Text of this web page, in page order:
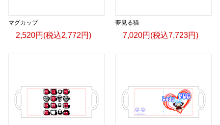
挿画&グッズカタログ <デザイン画集:BEST版>
＜著者/絵本:挿画作成＞ 凛々風 猛 -リリカゼタケル
＿＿＿＿＿＿＿＿＿＿＿＿＿＿＿＿＿＿＿＿＿＿
▶︎SUZURI https://suzuri.jp/ririkazetakeru
▶︎UP-T up-t.jp/creator/66b9c067ae64e
マグカップ
2,520円(税込2,772円)
夢見る猫
7,020円(税込7,723円)